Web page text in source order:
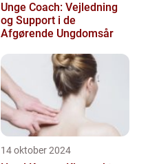
Unge Coach: Vejledning
og Support i de
Afgørende Ungdomsår
14 oktober 2024